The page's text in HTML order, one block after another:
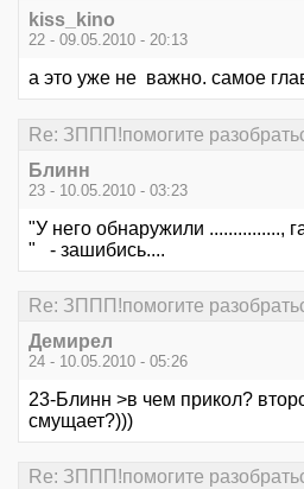
kiss_kino
22 - 09.05.2010 - 20:13
а это уже не важно. самое
Re: ЗППП!помогите
Блинн
23 - 10.05.2010 - 03:23
"У него обнаружили ...............,
" - зашибись....
Re: ЗППП!помогите
Демирел
24 - 10.05.2010 - 05:26
23-Блинн >в чем прикол?
смущает?)))
Re: ЗППП!помогите